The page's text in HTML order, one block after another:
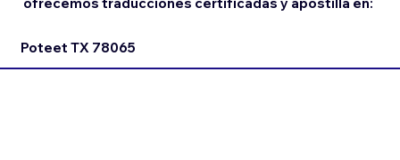
Poteet TX 78065